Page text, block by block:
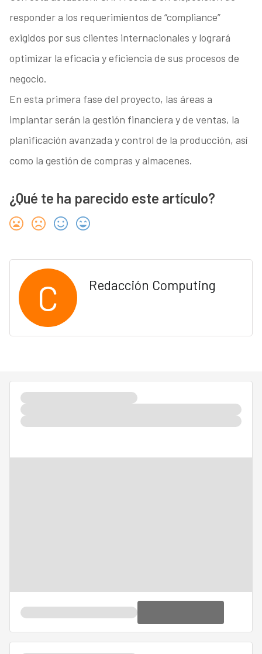
responder a los requerimientos de “compliance”
exigidos por sus clientes internacionales y logrará
optimizar la eficacia y eficiencia de sus procesos de
negocio.
En esta primera fase del proyecto, las áreas a
implantar serán la gestión financiera y de ventas, la
planificación avanzada y control de la producción, así
como la gestión de compras y almacenes.
¿Qué te ha parecido este artículo?
C Redacción Computing